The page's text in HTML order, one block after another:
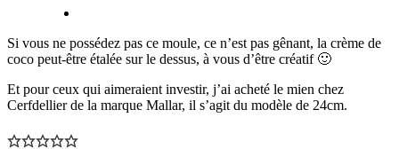
Si vous ne possédez pas ce moule, ce n’est pas gênant, la crème de
coco peut-être étalée sur le dessus, à vous d’être créatif 🙂
Et pour ceux qui aimeraient investir, j’ai acheté le mien chez
Cerfdellier de la marque Mallar, il s’agit du modèle de 24cm.